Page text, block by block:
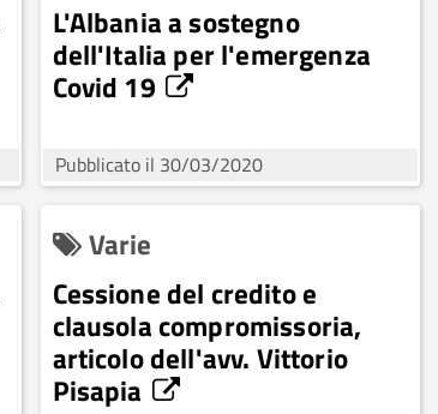
L'Albania a sostegno
dell'Italia per l'emergenza
Covid 19
Pubblicato il 30/03/2020
Varie
Cessione del credito e
clausola compromissoria,
articolo dell'avv. Vittorio
Pisapia